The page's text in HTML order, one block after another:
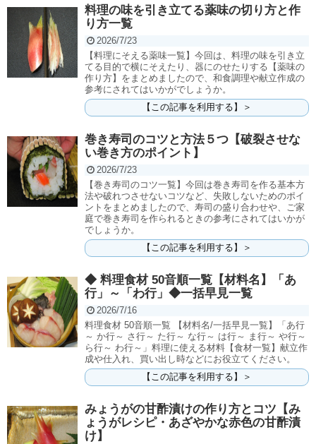
料理の味を引き立てる薬味の切り方と作
り方一覧
2026/7/23
【料理にそえる薬味一覧】今回は、料理の味を引き立
てる目的で横にそえたり、器にのせたりする【薬味の
作り方】をまとめましたので、和食調理や献立作成の
参考にされてはいかがでしょうか。
【この記事を利用する】＞
巻き寿司のコツと方法５つ【破裂させな
い巻き方のポイント】
2026/7/23
【巻き寿司のコツ一覧】今回は巻き寿司を作る基本方
法や破れつさせないコツなど、失敗しないためのポイ
ントをまとめましたので、寿司の盛り合わせや、ご家
庭で巻き寿司を作られるときの参考にされてはいかが
でしょうか。
【この記事を利用する】＞
◆ 料理食材 50音順一覧【材料名】「あ
行」～「わ行」◆一括早見一覧
2026/7/16
料理食材 50音順一覧 【材料名/一括早見一覧】「あ行
～ か行～ さ行～ た行～ な行～ は行～ ま行～ や行～
ら行～ わ行～」料理に使える材料【食材一覧】献立作
成や仕入れ、買い出し時などにお役立てください。
【この記事を利用する】＞
みょうがの甘酢漬けの作り方とコツ【み
ょうがレシピ・あざやかな赤色の甘酢漬
け】